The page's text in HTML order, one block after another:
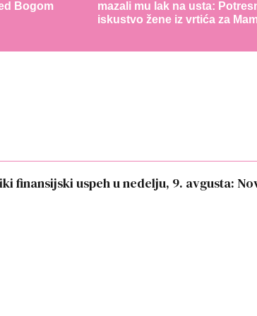
Bogom
mazali mu lak na usta:
iskustvo žene iz vrtića za
finansijski uspeh u nedelju, 9. avgusta: